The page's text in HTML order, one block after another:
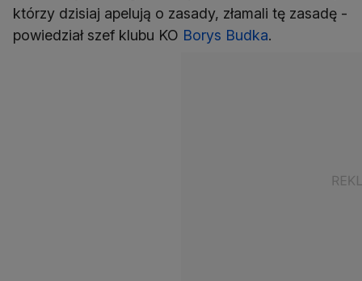
którzy dzisiaj apelują o zasady, złamali tę zasadę -
powiedział szef klubu KO Borys Budka.